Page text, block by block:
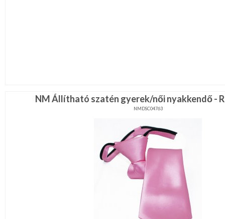
NM Állítható szatén gyerek/női nyakkendő -
NMDSC04763